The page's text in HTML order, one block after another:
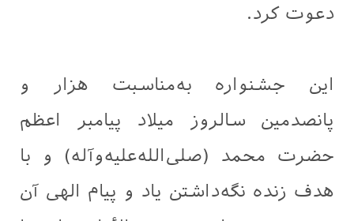
دعوت کرد.
این جشنواره به‌مناسبت هزار و
پانصدمین سالروز میلاد پیامبر اعظم
حضرت محمد (صلى‌الله‌علیه‌وآله) و با
هدف زنده نگه‌داشتن یاد و پیام الهی آن